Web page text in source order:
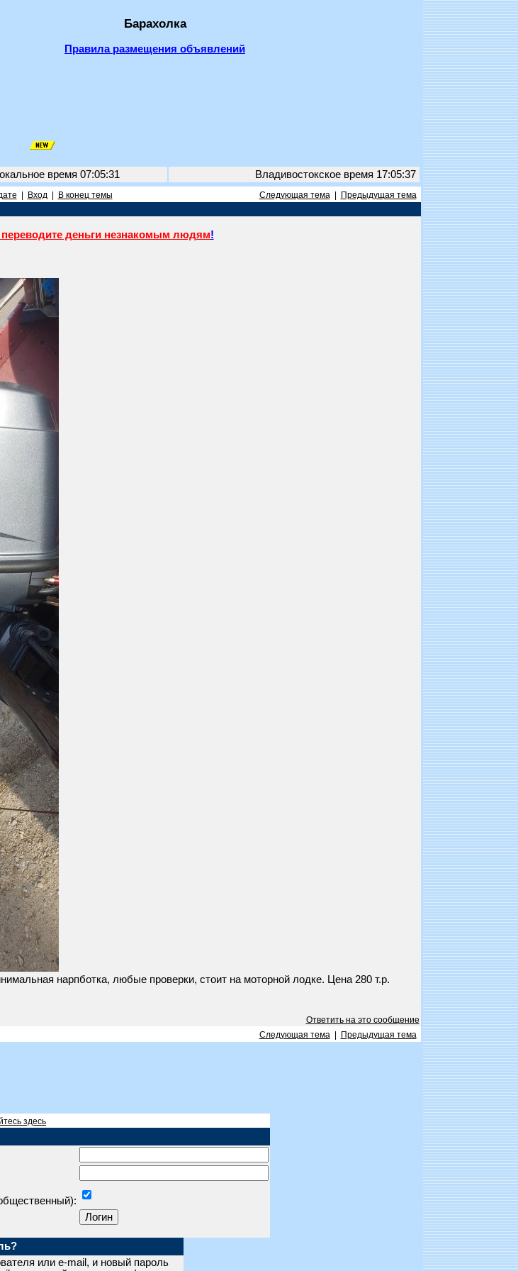
Барахолка
Правила размещения объявлений
время 07:05:31 Владивостокское время 17:05:37
Вход| В конец темы Следующая тема|
Предыдущая тема
переводите деньги незнакомым людям!
нарпботка, любые проверки, стоит на моторной лодке. Цена 280 т.р.
Ответить на это сообщение
Следующая тема| Предыдущая тема
здесь
или e-mail, и новый пароль